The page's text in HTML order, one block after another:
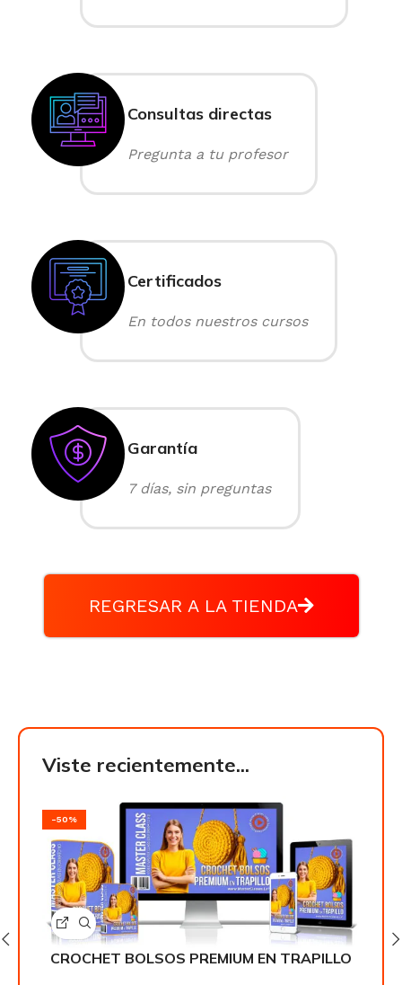
Consultas directas
Pregunta a tu profesor
Certificados
En todos nuestros cursos
Garantía
7 días, sin preguntas
REGRESAR A LA TIENDA
Viste recientemente...
-50%
CROCHET BOLSOS PREMIUM EN TRAPILLO